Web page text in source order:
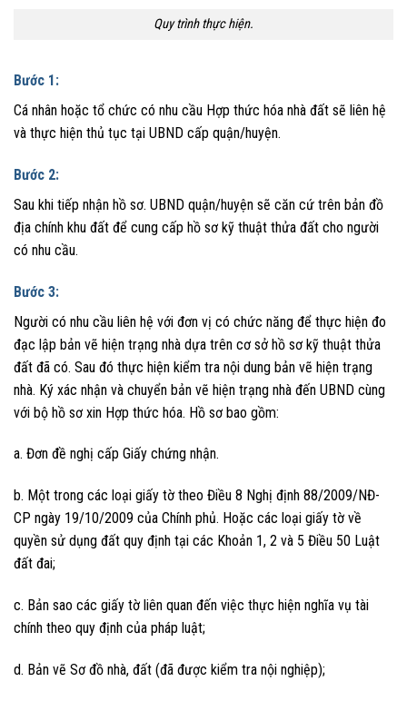
Quy trình thực hiện.
Bước 1:
Cá nhân hoặc tổ chức có nhu cầu Hợp thức hóa nhà đất sẽ liên hệ
và thực hiện thủ tục tại UBND cấp quận/huyện.
Bước 2:
Sau khi tiếp nhận hồ sơ. UBND quận/huyện sẽ căn cứ trên bản đồ
địa chính khu đất để cung cấp hồ sơ kỹ thuật thửa đất cho người
có nhu cầu.
Bước 3:
Người có nhu cầu liên hệ với đơn vị có chức năng để thực hiện đo
đạc lập bản vẽ hiện trạng nhà dựa trên cơ sở hồ sơ kỹ thuật thửa
đất đã có. Sau đó thực hiện kiểm tra nội dung bản vẽ hiện trạng
nhà. Ký xác nhận và chuyển bản vẽ hiện trạng nhà đến UBND cùng
với bộ hồ sơ xin Hợp thức hóa. Hồ sơ bao gồm:
a. Đơn đề nghị cấp Giấy chứng nhận.
b. Một trong các loại giấy tờ theo Điều 8 Nghị định 88/2009/NĐ-
CP ngày 19/10/2009 của Chính phủ. Hoặc các loại giấy tờ về
quyền sử dụng đất quy định tại các Khoản 1, 2 và 5 Điều 50 Luật
đất đai;
c. Bản sao các giấy tờ liên quan đến việc thực hiện nghĩa vụ tài
chính theo quy định của pháp luật;
d. Bản vẽ Sơ đồ nhà, đất (đã được kiểm tra nội nghiệp);